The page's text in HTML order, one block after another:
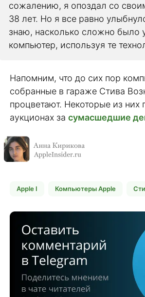
сожалению, я опоздал со
38 лет. Но я все равно
знаю, насколько сложно было
компьютер, используя те
Напомним, что до сих пор
собранные в гараже Стива
процветают. Некоторые из них
аукционах за сумасшедшие
Apple I Компьютеры Apple